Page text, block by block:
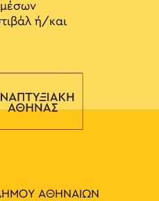
μέσων
ή/και
ΑΘΗΝΑΙΩΝ